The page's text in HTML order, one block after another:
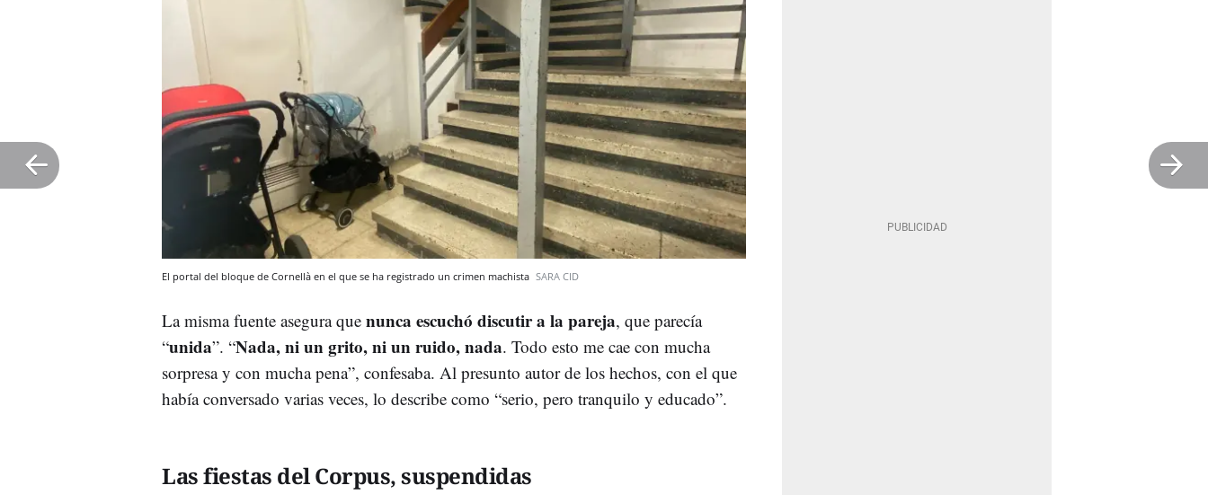
El portal del bloque de Cornellà en el que se ha registrado un crimen machista SARA CID
La misma fuente asegura que nunca escuchó discutir a la pareja, que parecía
“unida”. “Nada, ni un grito, ni un ruido, nada. Todo esto me cae con mucha
sorpresa y con mucha pena”, confesaba. Al presunto autor de los hechos, con el que
había conversado varias veces, lo describe como “serio, pero tranquilo y educado”.
Las fiestas del Corpus, suspendidas